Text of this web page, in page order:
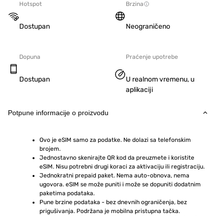
Hotspot
Dostupan
Brzina
Neograničeno
Dopuna
Dostupan
Praćenje upotrebe
U realnom vremenu, u
aplikaciji
Potpune informacije o proizvodu
Ovo je eSIM samo za podatke. Ne dolazi sa telefonskim
brojem.
Jednostavno skenirajte QR kod da preuzmete i koristite
eSIM. Nisu potrebni drugi koraci za aktivaciju ili registraciju.
Jednokratni prepaid paket. Nema auto-obnova, nema
ugovora. eSIM se može puniti i može se dopuniti dodatnim
paketima podataka.
Pune brzine podataka - bez dnevnih ograničenja, bez
prigušivanja. Podržana je mobilna pristupna tačka.